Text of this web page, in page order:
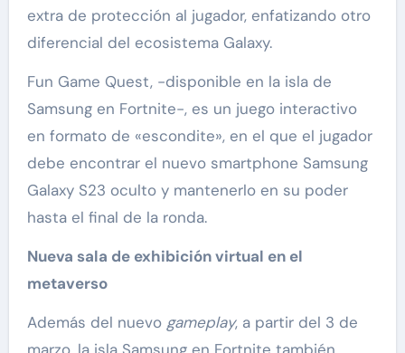
extra de protección al jugador, enfatizando otro
diferencial del ecosistema Galaxy.
Fun Game Quest, -disponible en la isla de
Samsung en Fortnite-, es un juego interactivo
en formato de «escondite», en el que el jugador
debe encontrar el nuevo smartphone Samsung
Galaxy S23 oculto y mantenerlo en su poder
hasta el final de la ronda.
Nueva sala de exhibición virtual en el
metaverso
Además del nuevo gameplay, a partir del 3 de